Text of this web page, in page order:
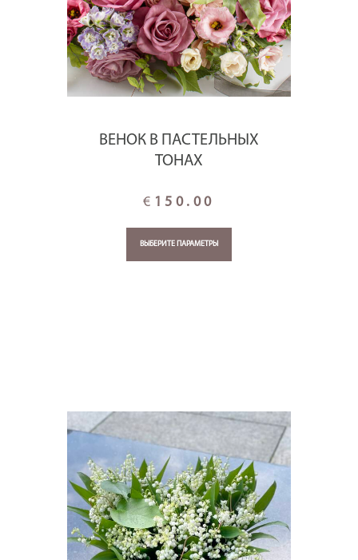
ВЕНОК В ПАСТЕЛЬНЫХ
ТОНАХ
€ 150.00
ВЫБЕРИТЕ ПАРАМЕТРЫ